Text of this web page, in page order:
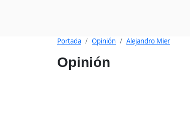
Portada Opinión Alejandro Mier
Opinión